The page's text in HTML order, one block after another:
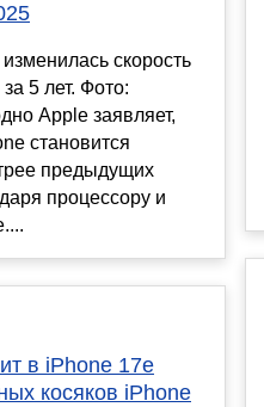
скорость
5 лет. Фото:
Apple заявляет,
становится
предыдущих
процессору и
в iPhone 17e
косяков iPhone